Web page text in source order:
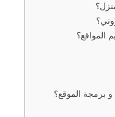
الموقع؟